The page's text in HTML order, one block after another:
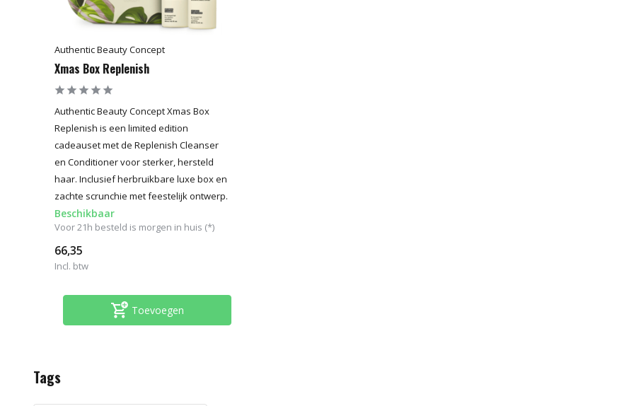
Authentic Beauty Concept
Xmas Box Replenish
Authentic Beauty Concept Xmas Box
Replenish is een limited edition
cadeauset met de Replenish Cleanser
en Conditioner voor sterker, hersteld
haar. Inclusief herbruikbare luxe box en
zachte scrunchie met feestelijk ontwerp.
Beschikbaar
Voor 21h besteld is morgen in huis (*)
66,35
Incl. btw
Toevoegen
Tags